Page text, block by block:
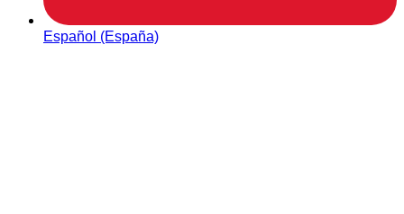
Español (España)